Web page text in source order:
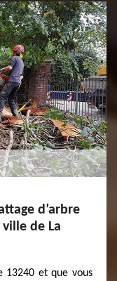
d’arbre
de La
13240 et que vous